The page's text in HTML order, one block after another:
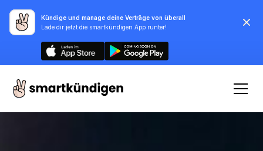
Kündige und manage deine Verträge von überall
Lade dir jetzt die smartkündigen App runter!